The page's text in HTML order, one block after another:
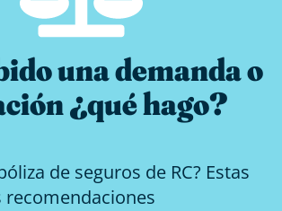
una demanda o
¿qué hago?
de seguros de RC? Estas
recomendaciones